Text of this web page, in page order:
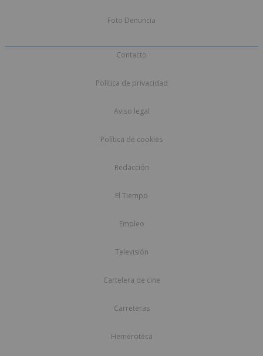
Foto Denuncia
Contacto
Política de privacidad
Aviso legal
Política de cookies
Redacción
El Tiempo
Empleo
Televisión
Cartelera de cine
Carreteras
Hemeroteca